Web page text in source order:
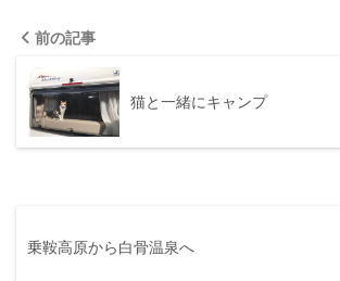
前の記事
猫と一緒にキャンプ
乗鞍高原から白骨温泉へ